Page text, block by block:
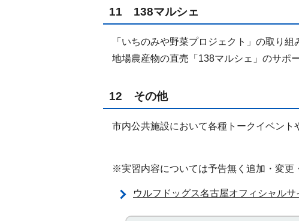
11 138マルシェ
「いちのみや野菜プロジェクト」の取り
地場農産物の直売「138マルシェ」のサポ
12 その他
市内公共施設において各種トークイベント
※実習内容については予告無く追加・変更
ウルフドッグス名古屋オフィシャルサ